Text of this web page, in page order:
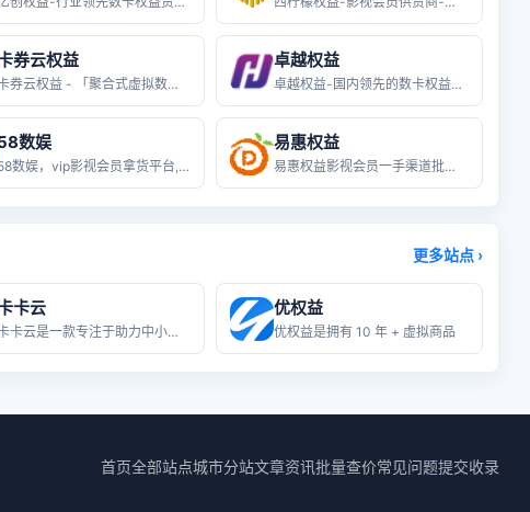
券云权益
卡券云权益 - 「聚合式虚拟数卡券码
卓越权益
卓越权益-国内领先的数卡权益货源平台
数娱
58数娱，vip影视会员拿货平台,低
易惠权益
易惠权益影视会员一手渠道批发货源站-
更多站点 ›
卡云
卡卡云是一款专注于助力中小企业商户实
优权益
优权益是拥有 10 年 + 虚拟商品
首页全部站点城市分站文章资讯批量查价常见问题提交收录